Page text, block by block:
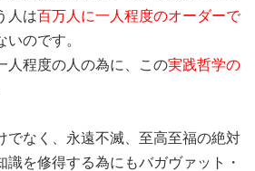
人は百万人に一人程度のオーダーで
いのです。
人程度の人の為に、この実践哲学の
でなく、永遠不滅、至高至福の絶対
識を修得する為にもバガヴァット・